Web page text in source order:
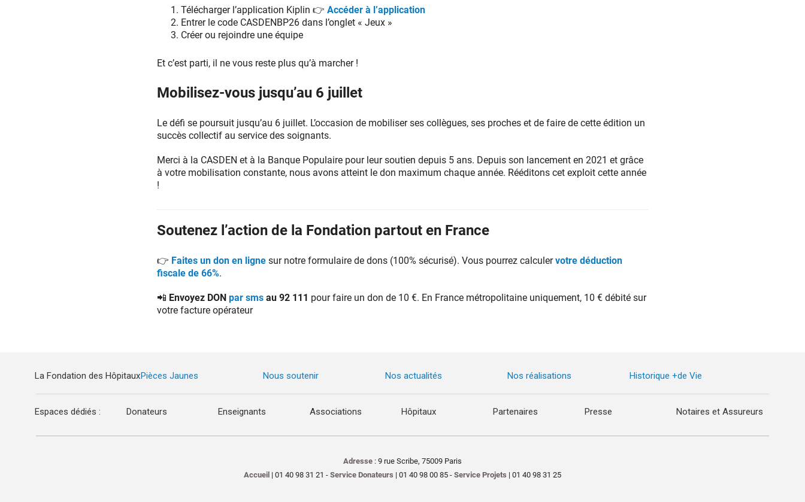
Télécharger l’application Kiplin 👉 Accéder à l’application
Entrer le code CASDENBP26 dans l’onglet « Jeux »
Créer ou rejoindre une équipe
Et c’est parti, il ne vous reste plus qu’à marcher !
Mobilisez-vous jusqu’au 6 juillet
Le défi se poursuit jusqu’au 6 juillet. L’occasion de mobiliser ses collègues, ses proches et de faire de cette édition un
succès collectif au service des soignants.
Merci à la CASDEN et à la Banque Populaire pour leur soutien depuis 5 ans. Depuis son lancement en 2021 et grâce
à votre mobilisation constante, nous avons atteint le don maximum chaque année. Rééditons cet exploit cette année
!
Soutenez l’action de la Fondation partout en France
👉 Faites un don en ligne sur notre formulaire de dons (100% sécurisé). Vous pourrez calculervotre déduction
fiscale de 66%.
📲 Envoyez DON par sms au 92 111 pour faire un don de 10 €. En France métropolitaine uniquement, 10 € débité sur
votre facture opérateur
La Fondation des HôpitauxPièces Jaunes Nous soutenir Nos actualités Nos réalisations Historique +de Vie
Espaces dédiés : Donateurs Enseignants Associations Hôpitaux Partenaires Presse Notaires et Assureurs
Adresse : 9 rue Scribe, 75009 Paris
Accueil | 01 40 98 31 21 - Service Donateurs | 01 40 98 00 85 - Service Projets | 01 40 98 31 25